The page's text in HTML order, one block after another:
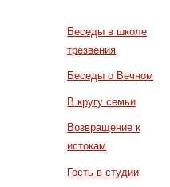
Беседы в школе
трезвения
Беседы о Вечном
В кругу семьи
Возвращение к
истокам
Гость в студии